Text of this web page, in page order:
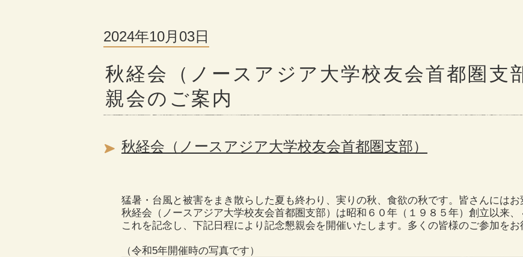
2024年10月03日
秋経会（ノースアジア大学校友会首都圏支
親会のご案内
秋経会（ノースアジア大学校友会首都圏支部）
猛暑・台風と被害をまき散らした夏も終わり、実りの秋、食欲の秋です。皆さんにはお
秋経会（ノースアジア大学校友会首都圏支部）は昭和６０年（１９８５年）創立以来、
これを記念し、下記日程により記念懇親会を開催いたします。多くの皆様のご参加をお
（令和5年開催時の写真です）